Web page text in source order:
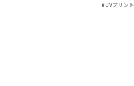
#UVプリント